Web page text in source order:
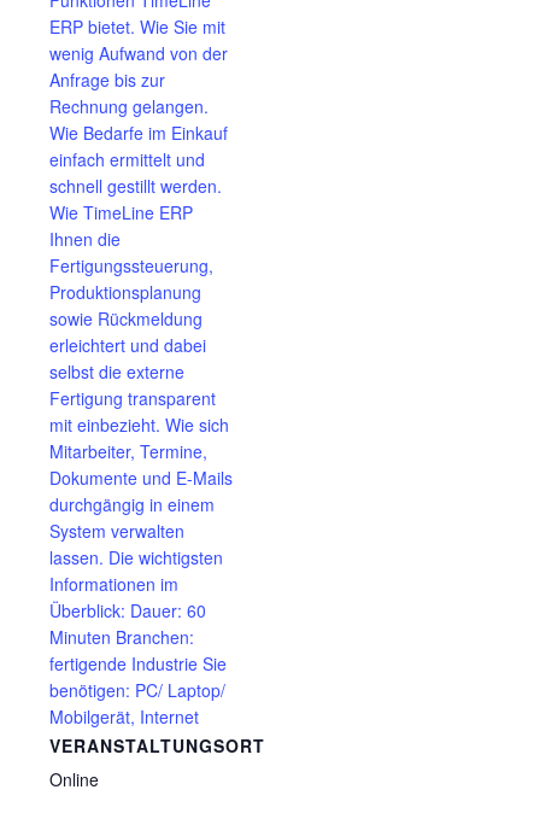
ERP bietet. Wie Sie mit
wenig Aufwand von der
Anfrage bis zur
Rechnung gelangen.
Wie Bedarfe im Einkauf
einfach ermittelt und
schnell gestillt werden.
Wie TimeLine ERP
Ihnen die
Fertigungssteuerung,
Produktionsplanung
sowie Rückmeldung
erleichtert und dabei
selbst die externe
Fertigung transparent
mit einbezieht. Wie sich
Mitarbeiter, Termine,
Dokumente und E-Mails
durchgängig in einem
System verwalten
lassen. Die wichtigsten
Informationen im
Überblick: Dauer: 60
Minuten Branchen:
fertigende Industrie Sie
benötigen: PC/ Laptop/
Mobilgerät, Internet
VERANSTALTUNGSORT
Online